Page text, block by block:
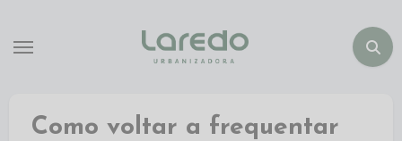
Como voltar a frequentar